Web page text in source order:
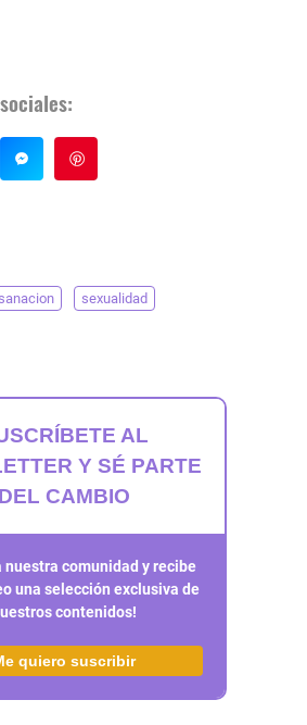
sexualidad
AL
Y SÉ PARTE
DEL CAMBIO
nuestra comunidad y recibe
una selección exclusiva de
contenidos!
quiero suscribir